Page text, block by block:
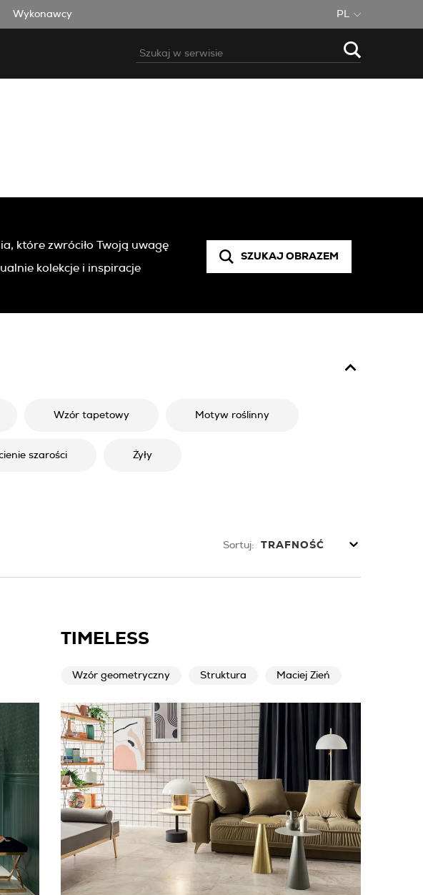
Wykonawcy PL
które zwróciło Twoją uwagę
kolekcje i inspiracje
SZUKAJ OBRAZEM
Wzór tapetowy Motyw roślinny
szarości Żyły
Sortuj: TRAFNOŚĆ
TIMELESS
Wzór geometryczny Struktura Maciej Zień